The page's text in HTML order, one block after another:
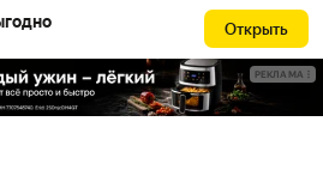
Открыть
РЕКЛАМА